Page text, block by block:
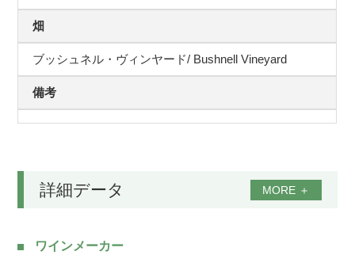
畑
ブッシュネル・ヴィンヤード/ Bushnell Vineyard
備考
詳細データ MORE ＋
ワインメーカー